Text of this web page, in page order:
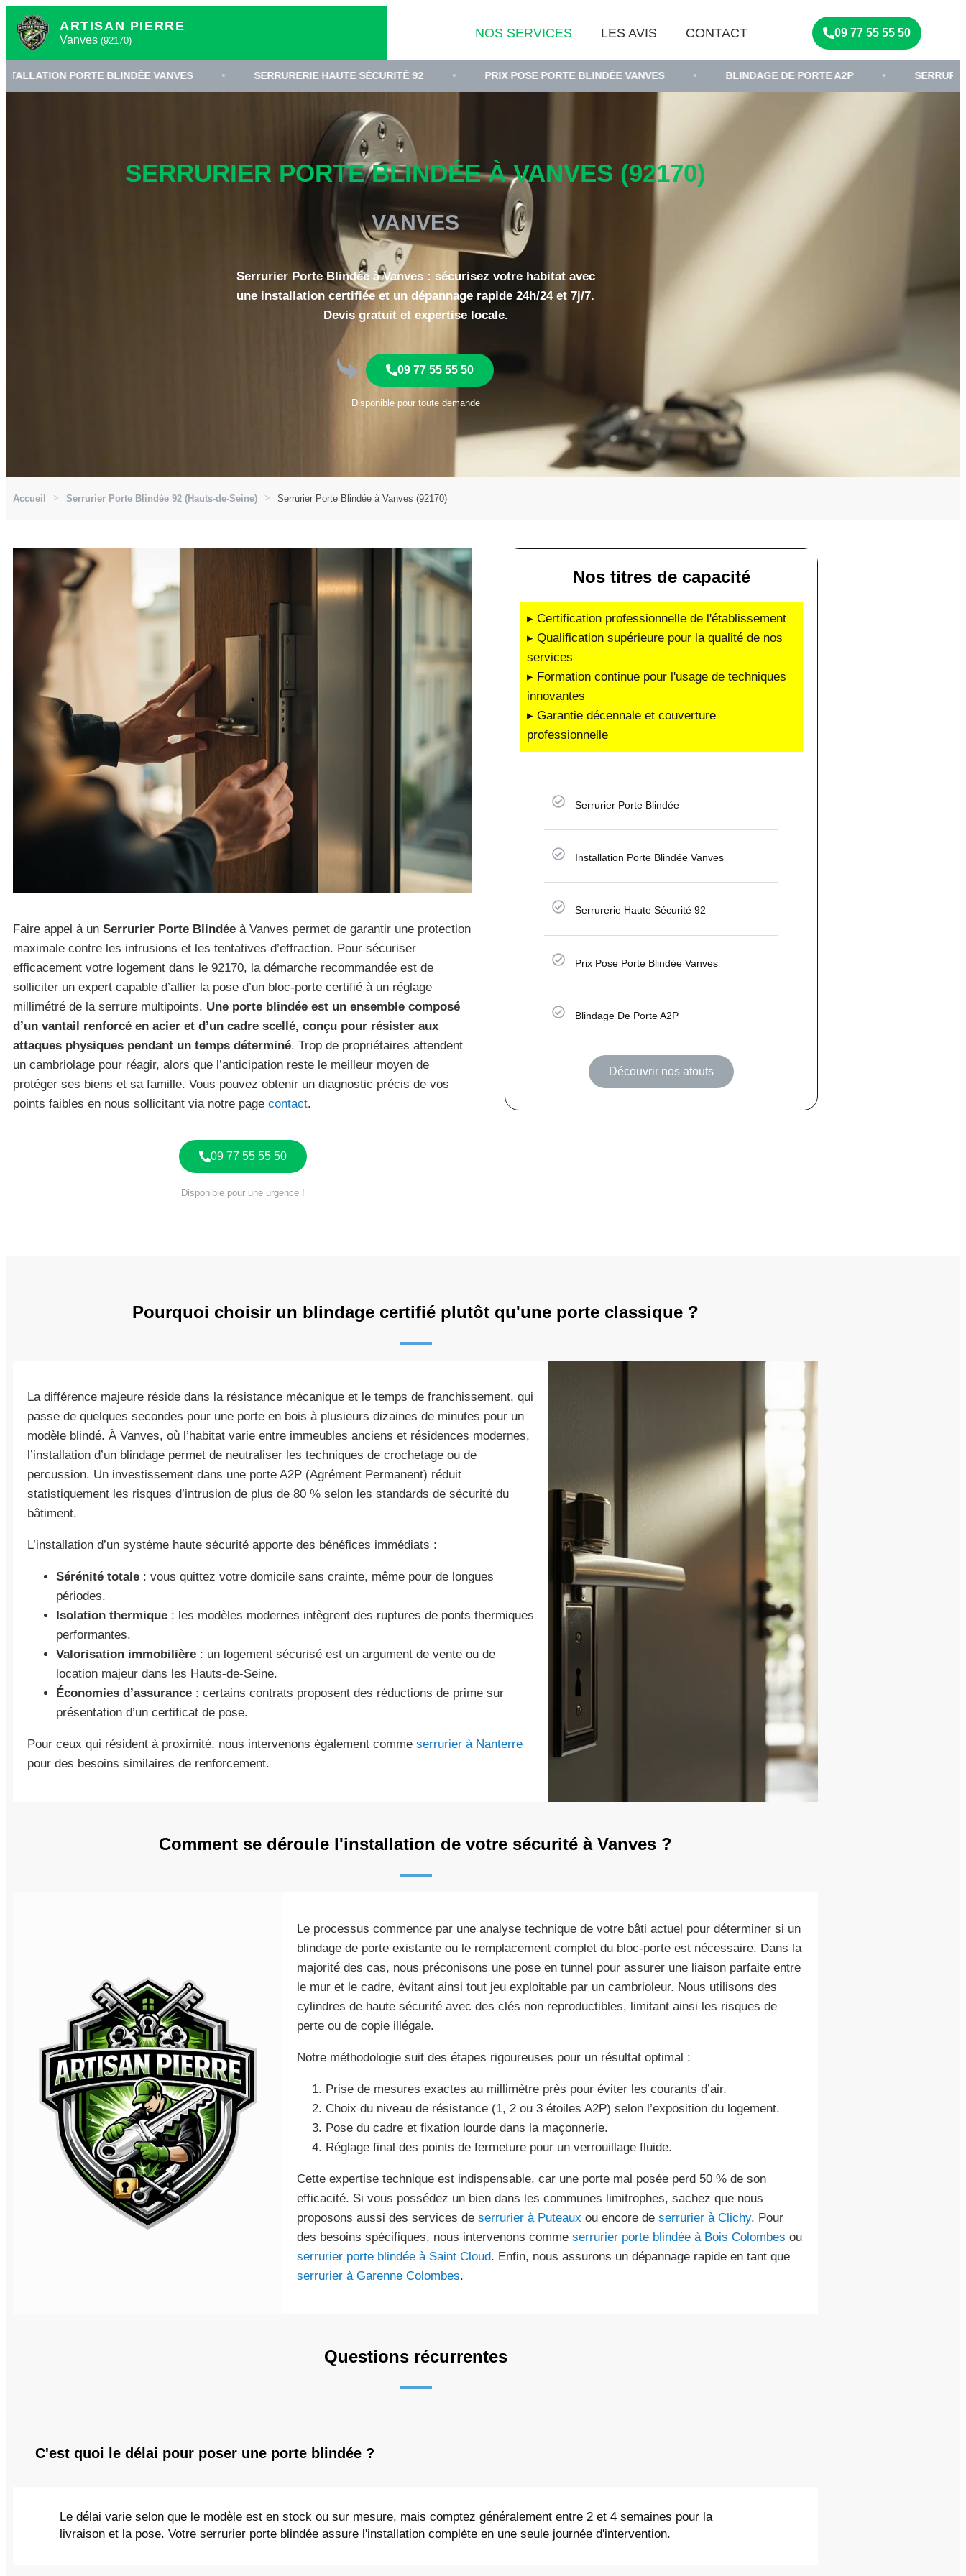
ARTISAN PIERRE
Vanves (92170)
NOS SERVICES LES AVIS CONTACT 09 77 55 55 50
BLINDÉE VANVES • SERRURERIE HAUTE SÉCURITÉ 92 • PRIX POSE PORTE BLINDÉE VANVES • BLINDAGE DE PORTE A2P • SERRURIER PORTE
SERRURIER PORTE BLINDÉE À VANVES (92170)
VANVES
Serrurier Porte Blindée à Vanves : sécurisez votre habitat avec
une installation certifiée et un dépannage rapide 24h/24 et 7j/7.
Devis gratuit et expertise locale.
09 77 55 55 50
Disponible pour toute demande
Accueil Serrurier Porte Blindée 92 (Hauts-de-Seine) Serrurier Porte Blindée à Vanves (92170)
Faire appel à un Serrurier Porte Blindée à Vanves permet de garantir une protection
maximale contre les intrusions et les tentatives d’effraction. Pour sécuriser
efficacement votre logement dans le 92170, la démarche recommandée est de
solliciter un expert capable d’allier la pose d’un bloc-porte certifié à un réglage
millimétré de la serrure multipoints. Une porte blindée est un ensemble composé
d’un vantail renforcé en acier et d’un cadre scellé, conçu pour résister aux
attaques physiques pendant un temps déterminé. Trop de propriétaires attendent
un cambriolage pour réagir, alors que l’anticipation reste le meilleur moyen de
protéger ses biens et sa famille. Vous pouvez obtenir un diagnostic précis de vos
points faibles en nous sollicitant via notre page contact.
09 77 55 55 50
Disponible pour une urgence !
Nos titres de capacité
▸ Certification professionnelle de l'établissement
▸ Qualification supérieure pour la qualité de nos
services
▸ Formation continue pour l'usage de techniques
innovantes
▸ Garantie décennale et couverture
professionnelle
Serrurier Porte Blindée
Installation Porte Blindée Vanves
Serrurerie Haute Sécurité 92
Prix Pose Porte Blindée Vanves
Blindage De Porte A2P
Découvrir nos atouts
Pourquoi choisir un blindage certifié plutôt qu'une porte classique ?
La différence majeure réside dans la résistance mécanique et le temps de franchissement, qui
passe de quelques secondes pour une porte en bois à plusieurs dizaines de minutes pour un
modèle blindé. À Vanves, où l’habitat varie entre immeubles anciens et résidences modernes,
l’installation d’un blindage permet de neutraliser les techniques de crochetage ou de
percussion. Un investissement dans une porte A2P (Agrément Permanent) réduit
statistiquement les risques d’intrusion de plus de 80 % selon les standards de sécurité du
bâtiment.
L’installation d’un système haute sécurité apporte des bénéfices immédiats :
Sérénité totale : vous quittez votre domicile sans crainte, même pour de longues
périodes.
Isolation thermique : les modèles modernes intègrent des ruptures de ponts thermiques
performantes.
Valorisation immobilière : un logement sécurisé est un argument de vente ou de
location majeur dans les Hauts-de-Seine.
Économies d’assurance : certains contrats proposent des réductions de prime sur
présentation d’un certificat de pose.
Pour ceux qui résident à proximité, nous intervenons également comme serrurier à Nanterre
pour des besoins similaires de renforcement.
Comment se déroule l'installation de votre sécurité à Vanves ?
Le processus commence par une analyse technique de votre bâti actuel pour déterminer si un
blindage de porte existante ou le remplacement complet du bloc-porte est nécessaire. Dans la
majorité des cas, nous préconisons une pose en tunnel pour assurer une liaison parfaite entre
le mur et le cadre, évitant ainsi tout jeu exploitable par un cambrioleur. Nous utilisons des
cylindres de haute sécurité avec des clés non reproductibles, limitant ainsi les risques de
perte ou de copie illégale.
Notre méthodologie suit des étapes rigoureuses pour un résultat optimal :
Prise de mesures exactes au millimètre près pour éviter les courants d’air.
Choix du niveau de résistance (1, 2 ou 3 étoiles A2P) selon l’exposition du logement.
Pose du cadre et fixation lourde dans la maçonnerie.
Réglage final des points de fermeture pour un verrouillage fluide.
Cette expertise technique est indispensable, car une porte mal posée perd 50 % de son
efficacité. Si vous possédez un bien dans les communes limitrophes, sachez que nous
proposons aussi des services de serrurier à Puteaux ou encore de serrurier à Clichy. Pour
des besoins spécifiques, nous intervenons comme serrurier porte blindée à Bois Colombes ou
serrurier porte blindée à Saint Cloud. Enfin, nous assurons un dépannage rapide en tant que
serrurier à Garenne Colombes.
Questions récurrentes
C'est quoi le délai pour poser une porte blindée ?
Le délai varie selon que le modèle est en stock ou sur mesure, mais comptez généralement entre 2 et 4 semaines pour la
livraison et la pose. Votre serrurier porte blindée assure l'installation complète en une seule journée d'intervention.